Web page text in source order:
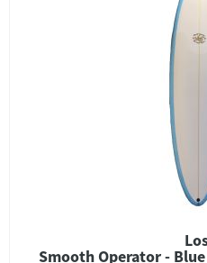
Smooth Operator -